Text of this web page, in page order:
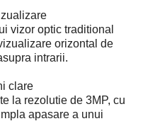
vizor optic traditional
orizontal de
intrarii.
clare
la rezolutie de 3MP, cu
apasare a unui